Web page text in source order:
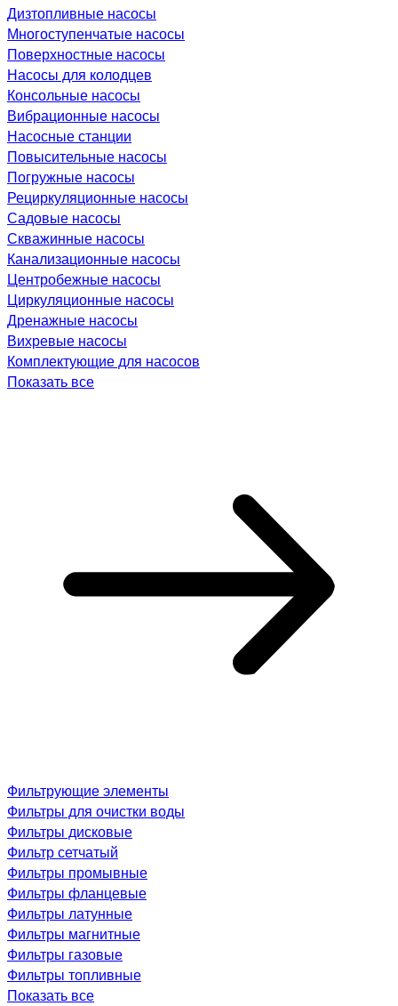
Дизтопливные насосы
Многоступенчатые насосы
Поверхностные насосы
Насосы для колодцев
Консольные насосы
Вибрационные насосы
Насосные станции
Повысительные насосы
Погружные насосы
Рециркуляционные насосы
Садовые насосы
Скважинные насосы
Канализационные насосы
Центробежные насосы
Циркуляционные насосы
Дренажные насосы
Вихревые насосы
Комплектующие для насосов
Показать все
Фильтрующие элементы
Фильтры для очистки воды
Фильтры дисковые
Фильтр сетчатый
Фильтры промывные
Фильтры фланцевые
Фильтры латунные
Фильтры магнитные
Фильтры газовые
Фильтры топливные
Показать все